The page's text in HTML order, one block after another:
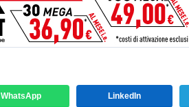
WhatsApp LinkedIn